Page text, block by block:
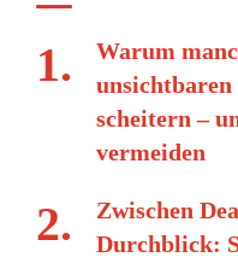
Warum
scheitern –
vermeiden
Zwischen
Durchblick: